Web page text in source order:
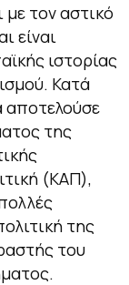
με τον αστικό
είναι
ιστορίας
Κατά
αποτελούσε
της
(ΚΑΠ),
της
του